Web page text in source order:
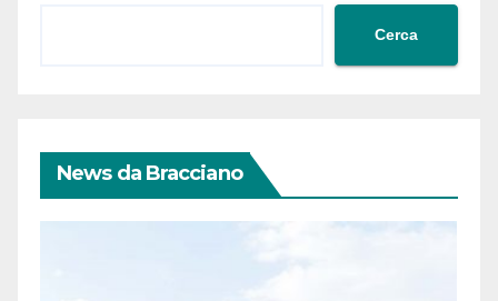
Cerca
News da Bracciano